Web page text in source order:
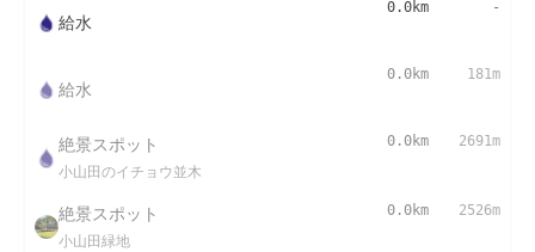
給水
0.0km -
給水
0.0km 181m
絶景スポット
小山田のイチョウ並木
0.0km 2691m
絶景スポット
小山田緑地
0.0km 2526m